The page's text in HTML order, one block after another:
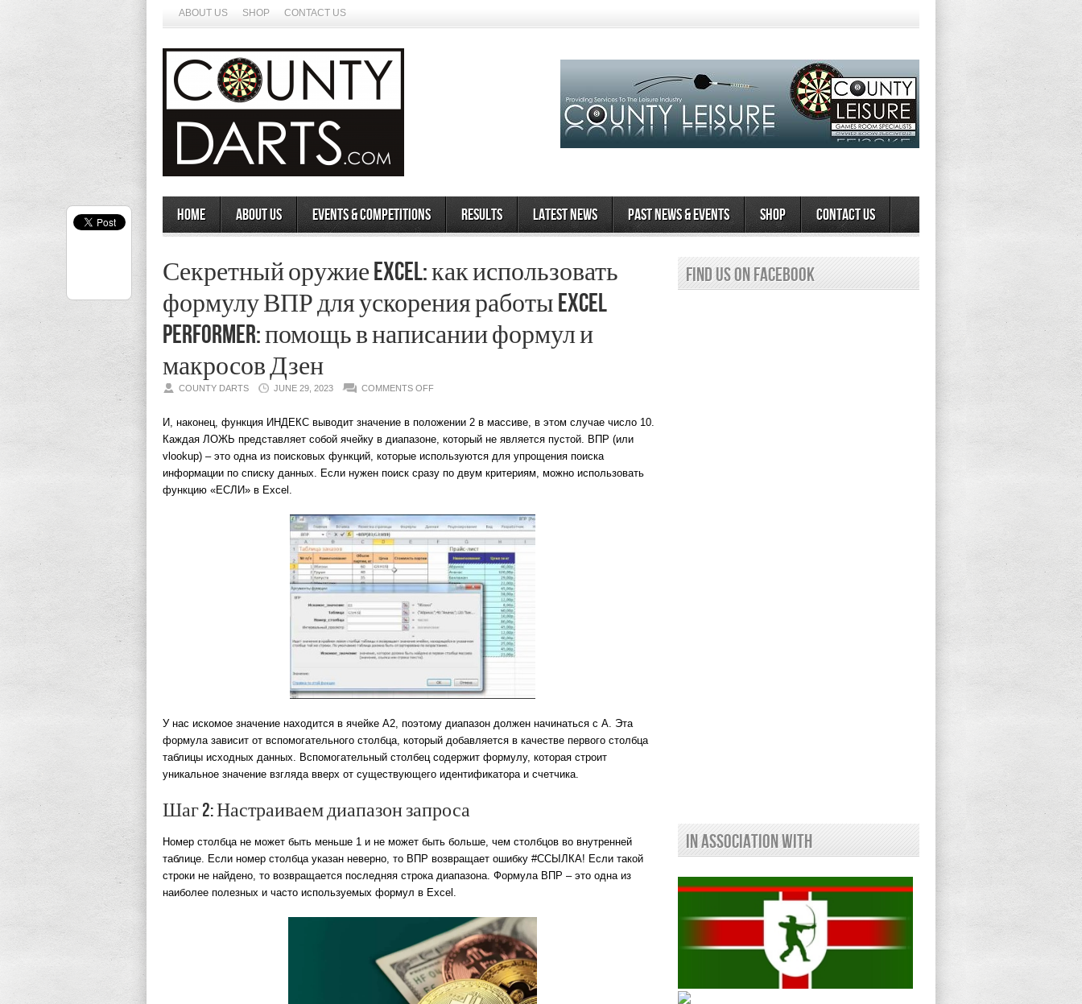
ABOUT US SHOP CONTACT US
Home About Us Events & Competitions Results Latest News Past News & Events Shop Contact Us
Секретный оружие Excel: как использовать
формулу ВПР для ускорения работы Excel
Performer: помощь в написании формул и
макросов Дзен
COUNTY DARTS JUNE 29, 2023 COMMENTS OFFON
КАК
ИСПОЛЬЗОВАТЬ
ФОРМУЛУ
ВПР
УСКОРЕНИЯ
В
НАПИСАНИИ
ФОРМУЛ
МАКРОСОВ
ДЗЕН
И, наконец, функция ИНДЕКС выводит значение в положении 2 в массиве, в этом случае число 10.
Каждая ЛОЖЬ представляет собой ячейку в диапазоне, который не является пустой. ВПР (или
vlookup) – это одна из поисковых функций, которые используются для упрощения поиска
информации по списку данных. Если нужен поиск сразу по двум критериям, можно использовать
функцию «ЕСЛИ» в Excel.
У нас искомое значение находится в ячейке A2, поэтому диапазон должен начинаться с A. Эта
формула зависит от вспомогательного столбца, который добавляется в качестве первого столбца
таблицы исходных данных. Вспомогательный столбец содержит формулу, которая строит
уникальное значение взгляда вверх от существующего идентификатора и счетчика.
Шаг 2: Настраиваем диапазон запроса
Номер столбца не может быть меньше 1 и не может быть больше, чем столбцов во внутренней
таблице. Если номер столбца указан неверно, то ВПР возвращает ошибку #ССЫЛКА! Если такой
строки не найдено, то возвращается последняя строка диапазона. Формула ВПР – это одна из
наиболее полезных и часто используемых формул в Excel.
Find us on Facebook
In Association With